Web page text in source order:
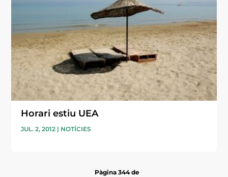
Horari estiu UEA
JUL. 2, 2012 | NOTÍCIES
Pàgina 344 de